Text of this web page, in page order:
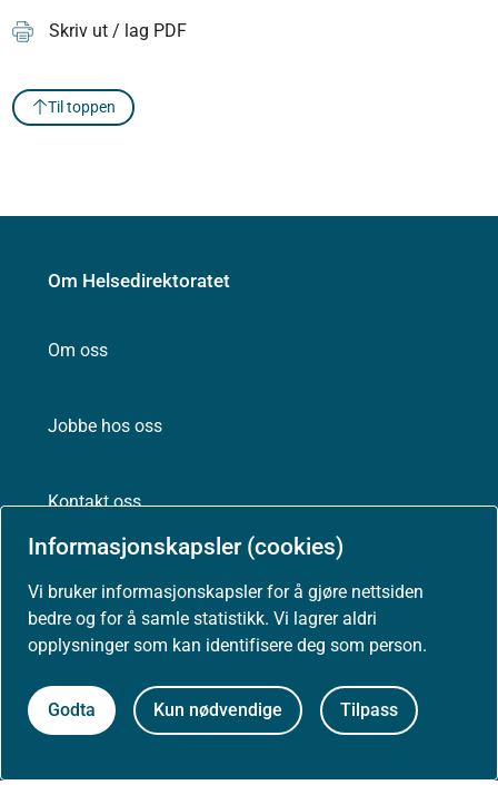
Informasjonskapsler (cookies)
Vi bruker informasjonskapsler for å gjøre nettsiden
bedre og for å samle statistikk. Vi lagrer aldri
opplysninger som kan identifisere deg som person.
Godta Kun nødvendige Tilpass
Skriv ut / lag PDF
Til toppen
Om Helsedirektoratet
Om oss
Jobbe hos oss
Kontakt oss
Postadresse:
Postboks 220, Skøyen
0213 Oslo